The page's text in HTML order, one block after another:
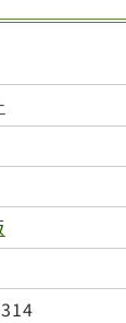
日本留学試験
定期刊行物
比較文化辞典
アカデミック